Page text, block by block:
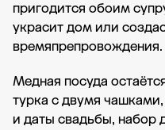
пригодится обоим
украсит дом или
времяпрепровождения.
Медная посуда
турка с двумя
и даты свадьбы, набор